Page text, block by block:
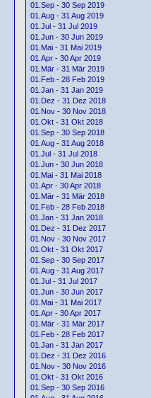
01.Sep - 30 Sep 2019
01.Aug - 31 Aug 2019
01.Jul - 31 Jul 2019
01.Jun - 30 Jun 2019
01.Mai - 31 Mai 2019
01.Apr - 30 Apr 2019
01.Mär - 31 Mär 2019
01.Feb - 28 Feb 2019
01.Jan - 31 Jan 2019
01.Dez - 31 Dez 2018
01.Nov - 30 Nov 2018
01.Okt - 31 Okt 2018
01.Sep - 30 Sep 2018
01.Aug - 31 Aug 2018
01.Jul - 31 Jul 2018
01.Jun - 30 Jun 2018
01.Mai - 31 Mai 2018
01.Apr - 30 Apr 2018
01.Mär - 31 Mär 2018
01.Feb - 28 Feb 2018
01.Jan - 31 Jan 2018
01.Dez - 31 Dez 2017
01.Nov - 30 Nov 2017
01.Okt - 31 Okt 2017
01.Sep - 30 Sep 2017
01.Aug - 31 Aug 2017
01.Jul - 31 Jul 2017
01.Jun - 30 Jun 2017
01.Mai - 31 Mai 2017
01.Apr - 30 Apr 2017
01.Mär - 31 Mär 2017
01.Feb - 28 Feb 2017
01.Jan - 31 Jan 2017
01.Dez - 31 Dez 2016
01.Nov - 30 Nov 2016
01.Okt - 31 Okt 2016
01.Sep - 30 Sep 2016